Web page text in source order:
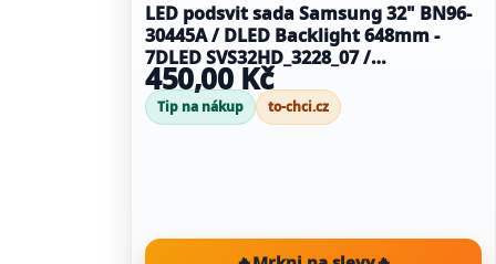
LED podsvit sada Samsung 32" BN96-
30445A / DLED Backlight 648mm -
7DLED SVS32HD_3228_07 /
BN9630446A / LM41-00099M / D4GE-
320DC0-R3
450,00 Kč
Tip na nákup to-chci.cz